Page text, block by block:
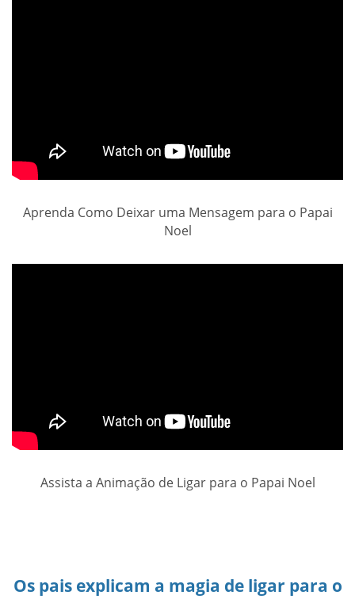
Aprenda Como Deixar uma Mensagem para o Papai
Noel
Assista a Animação de Ligar para o Papai Noel
Os pais explicam a magia de ligar para o